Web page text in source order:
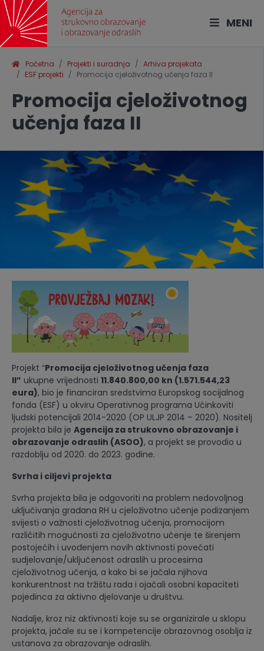
MENI
Početna Projekti i suradnja
Arhiva projekata
ESF projekti
Promocija cjeloživotnog učenja faza II
Promocija cjeloživotnog
učenja faza II
Projekt “Promocija cjeloživotnog učenja faza
II” ukupne vrijednosti 11.840.800,00 kn (1.571.544,23
eura), bio je financiran sredstvima Europskog socijalnog
fonda (ESF) u okviru Operativnog programa Učinkoviti
ljudski potencijali 2014-2020 (OP ULJP 2014 – 2020). Nositelj
projekta bila je Agencija za strukovno obrazovanje i
obrazovanje odraslih (ASOO), a projekt se provodio u
razdoblju od 2020. do 2023. godine.
Svrha i ciljevi projekta
Svrha projekta bila je odgovoriti na problem nedovoljnog
uključivanja građana RH u cjeloživotno učenje podizanjem
svijesti o važnosti cjeloživotnog učenja, promocijom
različitih mogućnosti za cjeloživotno učenje te širenjem
postojećih i uvođenjem novih aktivnosti povećati
sudjelovanje/uključenost odraslih u procesima
cjeloživotnog učenja, a kako bi se jačala njihova
konkurentnost na tržištu rada i ojačali osobni kapaciteti
pojedinca za aktivno djelovanje u društvu.
Nadalje, kroz niz aktivnosti koje su se organizirale u sklopu
projekta, jačale su se i kompetencije obrazovnog osoblja iz
ustanova za obrazovanje odraslih.